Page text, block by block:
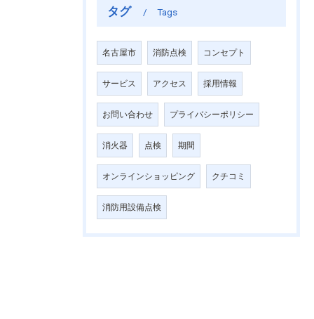
タグ Tags
名古屋市 消防点検 コンセプト
サービス アクセス 採用情報
お問い合わせ プライバシーポリシー
消火器 点検 期間
オンラインショッピング クチコミ
消防用設備点検